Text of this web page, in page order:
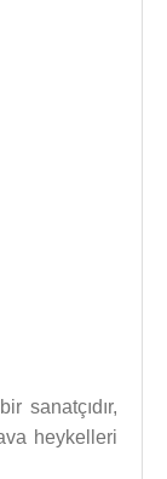
sanatçıdır,
heykelleri